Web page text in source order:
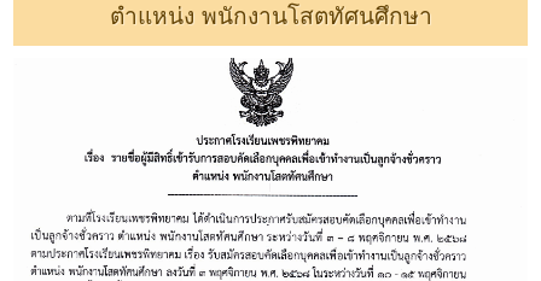
ตำแหน่ง พนักงานโสตทัศนศึกษา